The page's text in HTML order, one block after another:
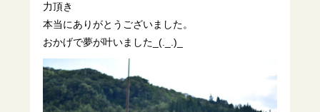
力頂き
本当にありがとうございました。
おかげで夢が叶いました_(._.)_